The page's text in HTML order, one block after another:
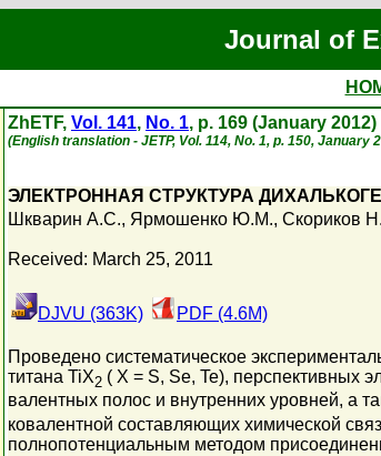
Journal of
ZhETF, Vol. 141, No. 1, p. 169 (January 2012)
(English translation - JETP, Vol. 114, No. 1, p. 150, January
ЭЛЕКТРОННАЯ СТРУКТУРА
Шкварин А.С., Ярмошенко Ю.М., Скориков
Received: March 25, 2011
DJVU (363K) PDF (4.6M)
Проведено систематическое
титана TiX2 ( X = S, Se, Te), перспективных
валентных полос и внутренних уровней, а
ковалентной составляющих химической
полнопотенциальным методом